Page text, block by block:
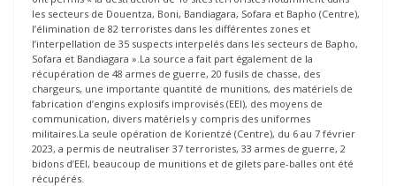
les secteurs de Douentza, Boni, Bandiagara, Sofara et Bapho (Centre),
l’élimination de 82 terroristes dans les différentes zones et
l’interpellation de 35 suspects interpelés dans les secteurs de Bapho,
Sofara et Bandiagara ».La source a fait part également de la
récupération de 48 armes de guerre, 20 fusils de chasse, des
chargeurs, une importante quantité de munitions, des matériels de
fabrication d’engins explosifs improvisés (EEI), des moyens de
communication, divers matériels y compris des uniformes
militaires.La seule opération de Korientzé (Centre), du 6 au 7 février
2023, a permis de neutraliser 37 terroristes, 33 armes de guerre, 2
bidons d’EEI, beaucoup de munitions et de gilets pare-balles ont été
récupérés.